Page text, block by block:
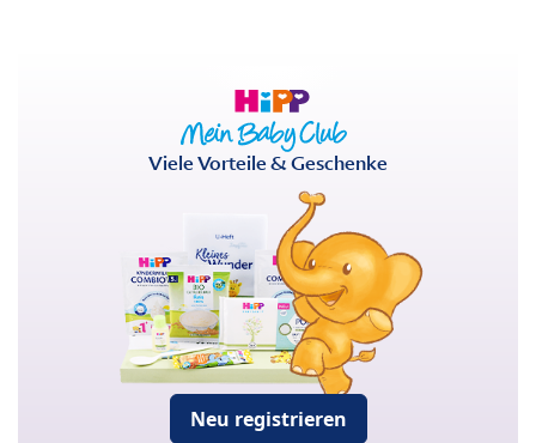
Viele Vorteile & Geschenke
Neu registrieren